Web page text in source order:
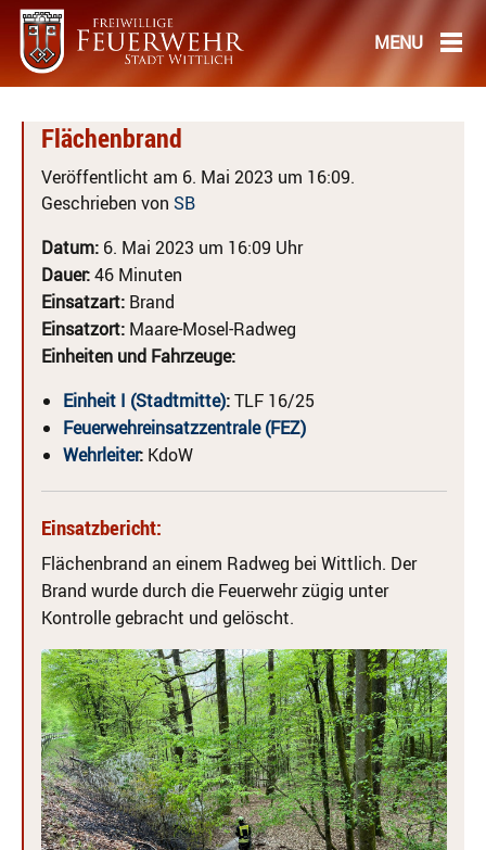
Flächenbrand
Veröffentlicht am 6. Mai 2023 um 16:09.
Geschrieben von SB
Datum: 6. Mai 2023 um 16:09 Uhr
Dauer:46 Minuten
Einsatzart: Brand
Einsatzort: Maare-Mosel-Radweg
Einheiten und Fahrzeuge:
Einheit I (Stadtmitte):TLF 16/25
Feuerwehreinsatzzentrale (FEZ)
Wehrleiter: KdoW
Einsatzbericht:
Flächenbrand an einem Radweg bei Wittlich. Der
Brand wurde durch die Feuerwehr zügig unter
Kontrolle gebracht und gelöscht.